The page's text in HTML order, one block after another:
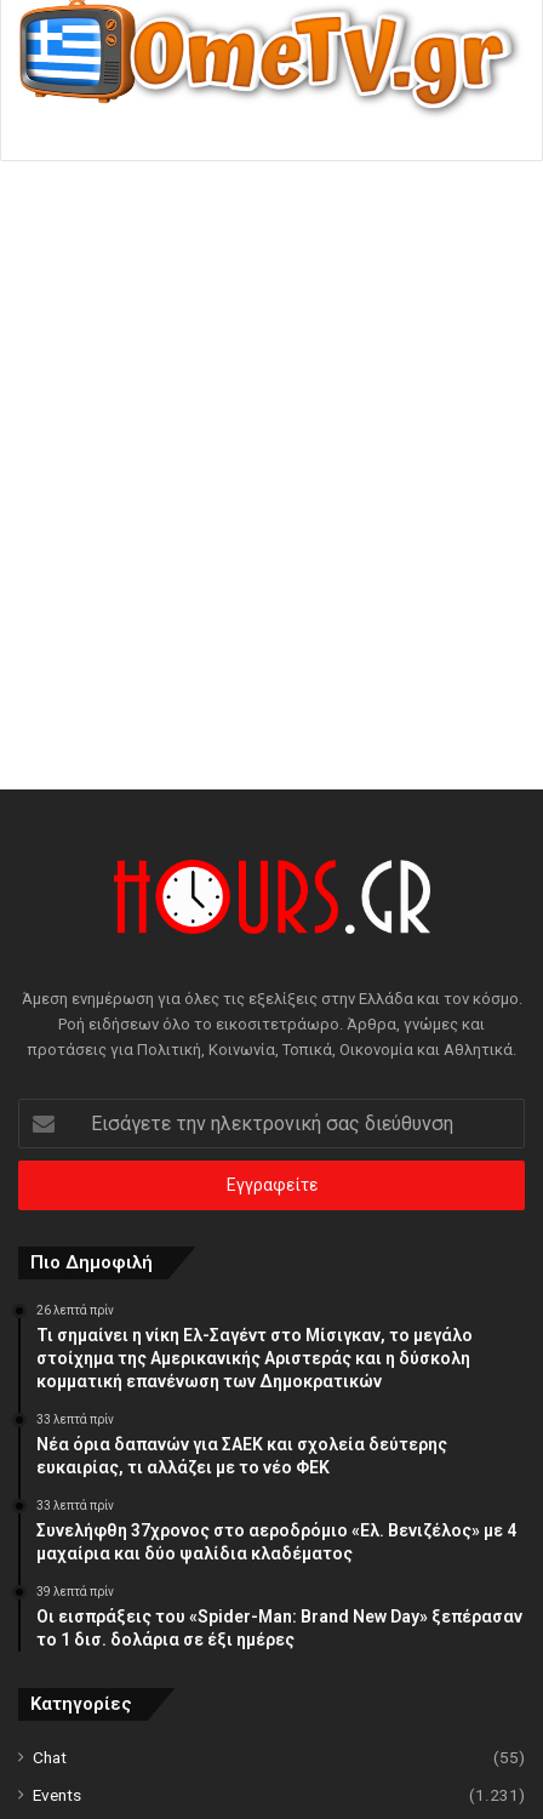
Άμεση ενημέρωση για όλες τις εξελίξεις στην Ελλάδα και τον κόσμο.
Ροή ειδήσεων όλο το εικοσιτετράωρο. Άρθρα, γνώμες και
προτάσεις για Πολιτική, Κοινωνία, Τοπικά, Οικονομία και Αθλητικά.
την
ηλεκτρονική
διεύθυνση
Πιο Δημοφιλή
26 λεπτά πρίν
Τι σημαίνει η νίκη Ελ-Σαγέντ στο Μίσιγκαν, το μεγάλο
στοίχημα της Aμερικανικής Αριστεράς και η δύσκολη
κομματική επανένωση των Δημοκρατικών
33 λεπτά πρίν
Νέα όρια δαπανών για ΣΑΕΚ και σχολεία δεύτερης
ευκαιρίας, τι αλλάζει με το νέο ΦΕΚ
33 λεπτά πρίν
Συνελήφθη 37χρονος στο αεροδρόμιο «Ελ. Βενιζέλος» με 4
μαχαίρια και δύο ψαλίδια κλαδέματος
39 λεπτά πρίν
Οι εισπράξεις του «Spider-Man: Brand New Day» ξεπέρασαν
το 1 δισ. δολάρια σε έξι ημέρες
Κατηγορίες
Chat
(55)
Events
(1.231)